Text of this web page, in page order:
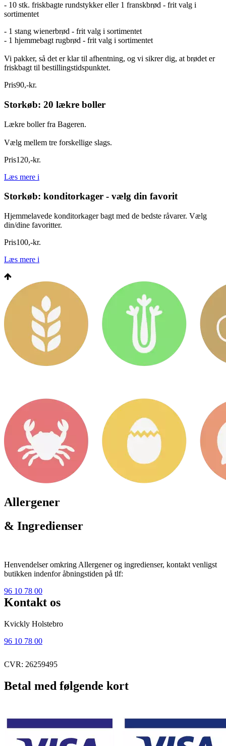
- 10 stk. friskbagte rundstykker eller 1 franskbrød - frit valg i
sortimentet
- 1 stang wienerbrød - frit valg i sortimentet
- 1 hjemmebagt rugbrød - frit valg i sortimentet
Vi pakker, så det er klar til afhentning, og vi sikrer dig, at brødet er
friskbagt til bestillingstidspunktet.
Pris90,-kr.
Storkøb: 20 lækre boller
Lækre boller fra Bageren.
Vælg mellem tre forskellige slags.
Pris120,-kr.
Læs mere i
Storkøb: konditorkager - vælg din favorit
Hjemmelavede konditorkager bagt med de bedste råvarer. Vælg
din/dine favoritter.
Pris100,-kr.
Læs mere i
Allergener
& Ingredienser
Henvendelser omkring Allergener og ingredienser, kontakt venligst
butikken indenfor åbningstiden på tlf:
96 10 78 00
Kontakt os
Kvickly Holstebro
96 10 78 00
CVR: 26259495
Betal med følgende kort